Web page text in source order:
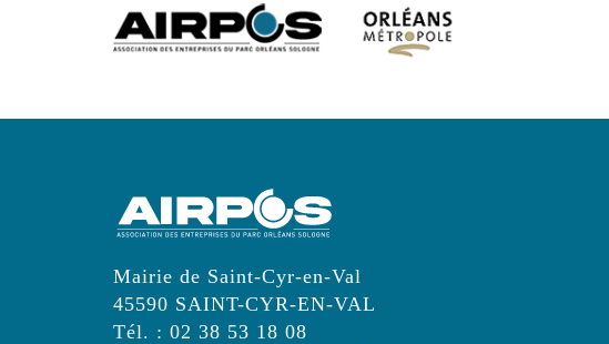
Mairie de Saint-Cyr-en-Val
45590 SAINT-CYR-EN-VAL
Tél. : 02 38 53 18 08